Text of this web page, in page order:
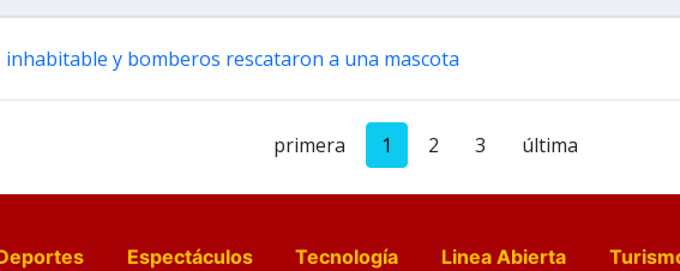
inhabitable y bomberos rescataron a una mascota
primera 1 2 3 última
Espectáculos Tecnología Linea Abierta